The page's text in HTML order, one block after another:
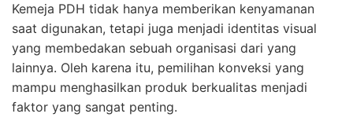
Kemeja PDH tidak hanya memberikan kenyamanan
saat digunakan, tetapi juga menjadi identitas visual
yang membedakan sebuah organisasi dari yang
lainnya. Oleh karena itu, pemilihan konveksi yang
mampu menghasilkan produk berkualitas menjadi
faktor yang sangat penting.